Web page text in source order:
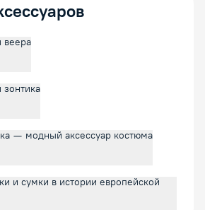
веера
зонтика
— модный аксессуар костюма
и сумки в истории европейской